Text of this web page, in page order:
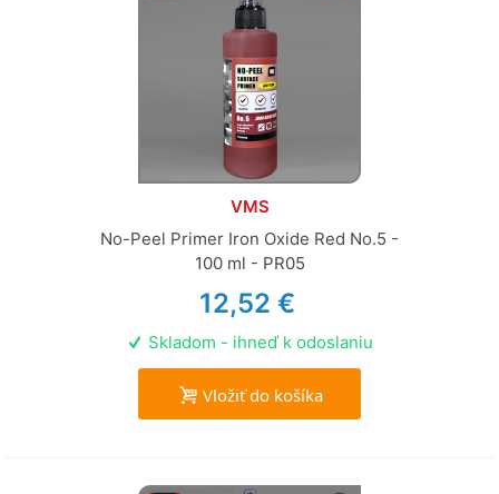
VMS
No-Peel Primer Iron Oxide Red No.5 -
100 ml - PR05
12,52 €
Skladom - ihneď k odoslaniu
Vložiť do košíka